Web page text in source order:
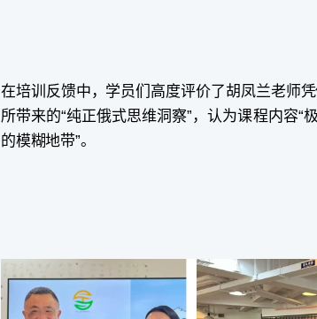
在培训反馈中，学员们高度评价了胡凤兰老师
所带来的“纯正俄式思维洞察”，认为课程内容“
的模糊地带”。